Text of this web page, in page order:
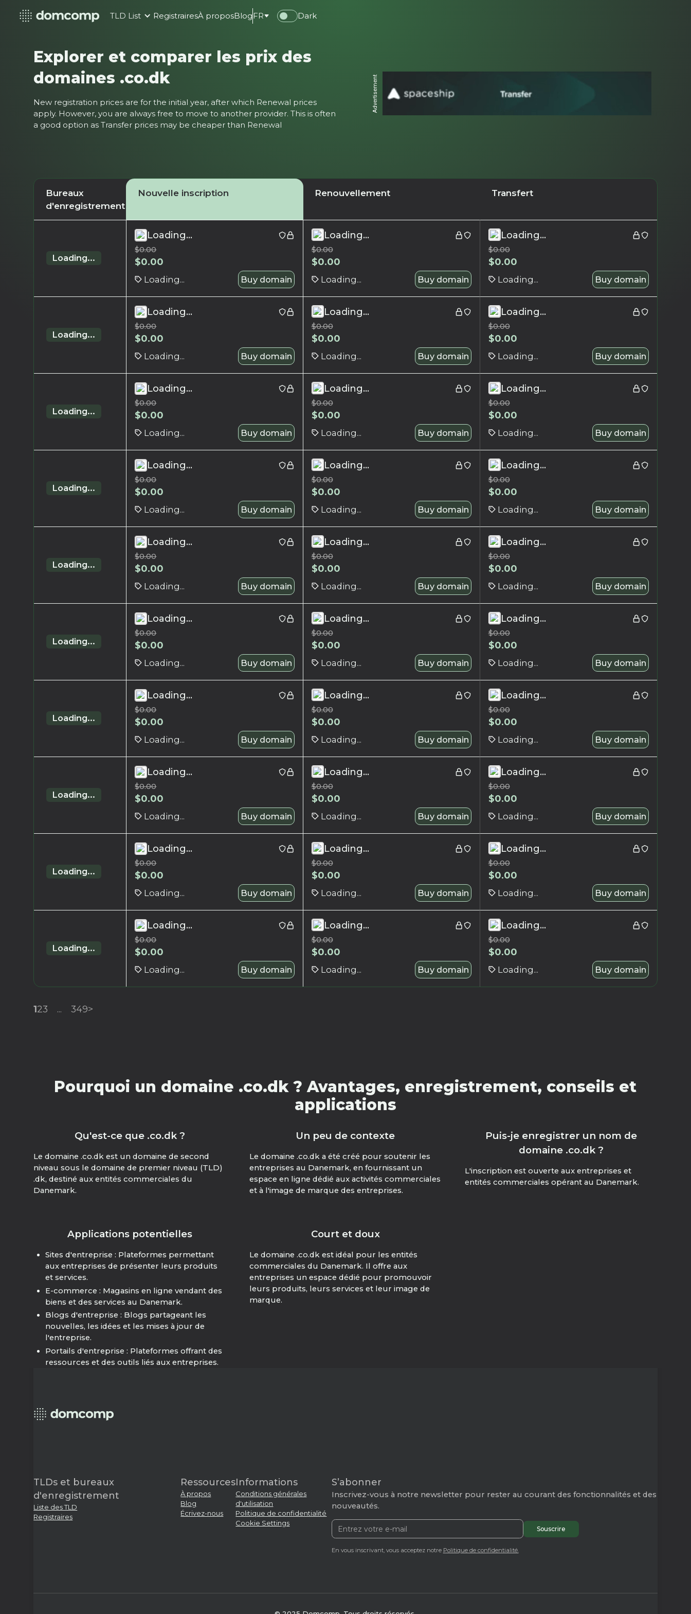
TLD List RegistrairesÀ proposBlog FR Dark
Explorer et comparer les prix des
domaines .co.dk
New registration prices are for the initial year, after which Renewal prices
apply. However, you are always free to move to another provider. This is often
a good option as Transfer prices may be cheaper than Renewal
Advertisement
Bureaux
d'enregistrement
Nouvelle inscription Renouvellement Transfert
Loading...
Loading...
$0.00
$0.00
Loading... Buy domain
Loading...
$0.00
$0.00
Loading... Buy domain
Loading...
$0.00
$0.00
Loading... Buy domain
Loading...
Loading...
$0.00
$0.00
Loading... Buy domain
Loading...
$0.00
$0.00
Loading... Buy domain
Loading...
$0.00
$0.00
Loading... Buy domain
Loading...
Loading...
$0.00
$0.00
Loading... Buy domain
Loading...
$0.00
$0.00
Loading... Buy domain
Loading...
$0.00
$0.00
Loading... Buy domain
Loading...
Loading...
$0.00
$0.00
Loading... Buy domain
Loading...
$0.00
$0.00
Loading... Buy domain
Loading...
$0.00
$0.00
Loading... Buy domain
Loading...
Loading...
$0.00
$0.00
Loading... Buy domain
Loading...
$0.00
$0.00
Loading... Buy domain
Loading...
$0.00
$0.00
Loading... Buy domain
Loading...
Loading...
$0.00
$0.00
Loading... Buy domain
Loading...
$0.00
$0.00
Loading... Buy domain
Loading...
$0.00
$0.00
Loading... Buy domain
Loading...
Loading...
$0.00
$0.00
Loading... Buy domain
Loading...
$0.00
$0.00
Loading... Buy domain
Loading...
$0.00
$0.00
Loading... Buy domain
Loading...
Loading...
$0.00
$0.00
Loading... Buy domain
Loading...
$0.00
$0.00
Loading... Buy domain
Loading...
$0.00
$0.00
Loading... Buy domain
Loading...
Loading...
$0.00
$0.00
Loading... Buy domain
Loading...
$0.00
$0.00
Loading... Buy domain
Loading...
$0.00
$0.00
Loading... Buy domain
Loading...
Loading...
$0.00
$0.00
Loading... Buy domain
Loading...
$0.00
$0.00
Loading... Buy domain
Loading...
$0.00
$0.00
Loading... Buy domain
123 ... 349>
Pourquoi un domaine .co.dk ? Avantages, enregistrement, conseils et
applications
Qu'est-ce que .co.dk ?
Le domaine .co.dk est un domaine de second
niveau sous le domaine de premier niveau (TLD)
.dk, destiné aux entités commerciales du
Danemark.
Un peu de contexte
Le domaine .co.dk a été créé pour soutenir les
entreprises au Danemark, en fournissant un
espace en ligne dédié aux activités commerciales
et à l'image de marque des entreprises.
Puis-je enregistrer un nom de
domaine .co.dk ?
L'inscription est ouverte aux entreprises et
entités commerciales opérant au Danemark.
Applications potentielles
Sites d'entreprise : Plateformes permettant
aux entreprises de présenter leurs produits
et services.
E-commerce : Magasins en ligne vendant des
biens et des services au Danemark.
Blogs d'entreprise : Blogs partageant les
nouvelles, les idées et les mises à jour de
l'entreprise.
Portails d'entreprise : Plateformes offrant des
ressources et des outils liés aux entreprises.
Court et doux
Le domaine .co.dk est idéal pour les entités
commerciales du Danemark. Il offre aux
entreprises un espace dédié pour promouvoir
leurs produits, leurs services et leur image de
marque.
TLDs et bureaux
d'enregistrement
Liste des TLD
Registraires
Ressources
À propos
Blog
Écrivez-nous
Informations
Conditions générales
d'utilisation
Politique de confidentialité
Cookie Settings
S’abonner
Inscrivez-vous à notre newsletter pour rester au courant des fonctionnalités et des
nouveautés.
En vous inscrivant, vous acceptez notre Politique de confidentialité.